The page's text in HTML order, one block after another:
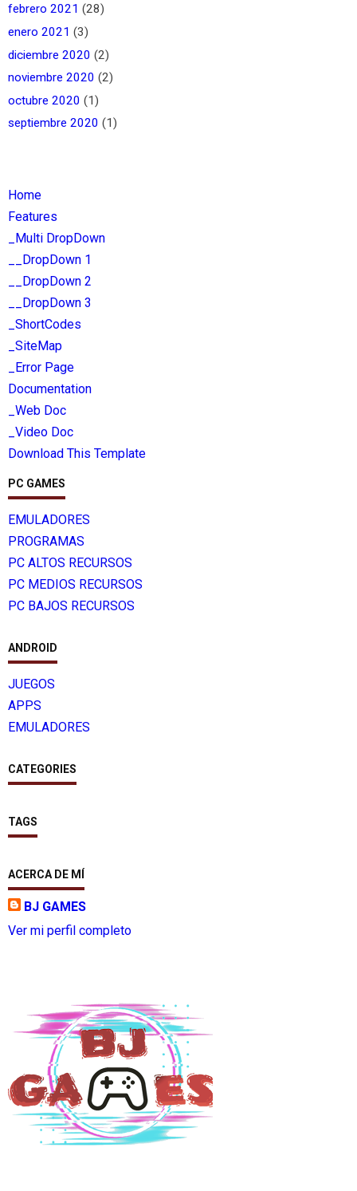
febrero 2021 (28)
enero 2021 (3)
diciembre 2020 (2)
noviembre 2020 (2)
octubre 2020 (1)
septiembre 2020 (1)
Home
Features
_Multi DropDown
__DropDown 1
__DropDown 2
__DropDown 3
_ShortCodes
_SiteMap
_Error Page
Documentation
_Web Doc
_Video Doc
Download This Template
PC GAMES
EMULADORES
PROGRAMAS
PC ALTOS RECURSOS
PC MEDIOS RECURSOS
PC BAJOS RECURSOS
ANDROID
JUEGOS
APPS
EMULADORES
CATEGORIES
TAGS
ACERCA DE MÍ
BJ GAMES
Ver mi perfil completo